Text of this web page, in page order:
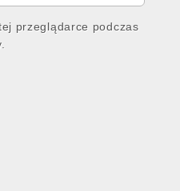
przeglądarce podczas